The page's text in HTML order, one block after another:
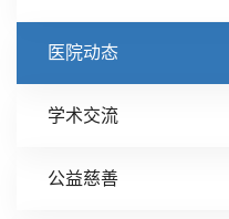
医院动态
学术交流
公益慈善